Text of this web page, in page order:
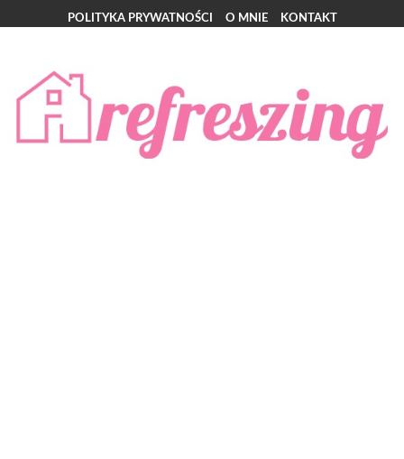
POLITYKA PRYWATNOŚCI O MNIE KONTAKT